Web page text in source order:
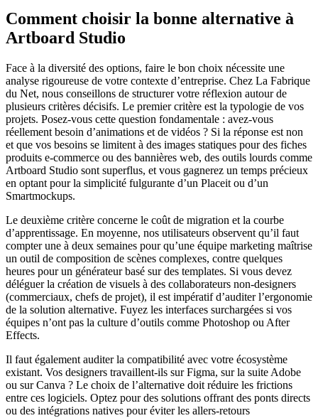
Comment choisir la bonne alternative à
Artboard Studio
Face à la diversité des options, faire le bon choix nécessite une
analyse rigoureuse de votre contexte d’entreprise. Chez La Fabrique
du Net, nous conseillons de structurer votre réflexion autour de
plusieurs critères décisifs. Le premier critère est la typologie de vos
projets. Posez-vous cette question fondamentale : avez-vous
réellement besoin d’animations et de vidéos ? Si la réponse est non
et que vos besoins se limitent à des images statiques pour des fiches
produits e-commerce ou des bannières web, des outils lourds comme
Artboard Studio sont superflus, et vous gagnerez un temps précieux
en optant pour la simplicité fulgurante d’un Placeit ou d’un
Smartmockups.
Le deuxième critère concerne le coût de migration et la courbe
d’apprentissage. En moyenne, nos utilisateurs observent qu’il faut
compter une à deux semaines pour qu’une équipe marketing maîtrise
un outil de composition de scènes complexes, contre quelques
heures pour un générateur basé sur des templates. Si vous devez
déléguer la création de visuels à des collaborateurs non-designers
(commerciaux, chefs de projet), il est impératif d’auditer l’ergonomie
de la solution alternative. Fuyez les interfaces surchargées si vos
équipes n’ont pas la culture d’outils comme Photoshop ou After
Effects.
Il faut également auditer la compatibilité avec votre écosystème
existant. Vos designers travaillent-ils sur Figma, sur la suite Adobe
ou sur Canva ? Le choix de l’alternative doit réduire les frictions
entre ces logiciels. Optez pour des solutions offrant des ponts directs
ou des intégrations natives pour éviter les allers-retours